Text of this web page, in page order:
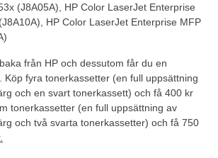
(J8A05A), HP Color LaserJet Enterprise
HP Color LaserJet Enterprise MFP
från HP och dessutom får du en
Köp fyra tonerkassetter (en full uppsättning
och en svart tonerkassett) och få 400 kr
tonerkassetter (en full uppsättning av
och två svarta tonerkassetter) och få 750